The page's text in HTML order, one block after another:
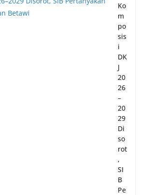
Ko
m
po
sis
i
DK
J
20
26
–
20
29
Di
so
rot
,
SI
B
Pe